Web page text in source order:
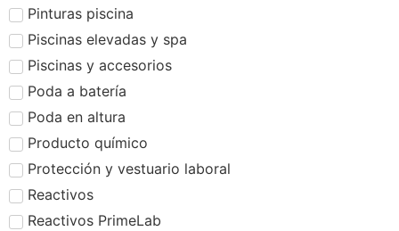
Pinturas piscina
Piscinas elevadas y spa
Piscinas y accesorios
Poda a batería
Poda en altura
Producto químico
Protección y vestuario laboral
Reactivos
Reactivos PrimeLab